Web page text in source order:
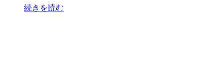
続きを読む